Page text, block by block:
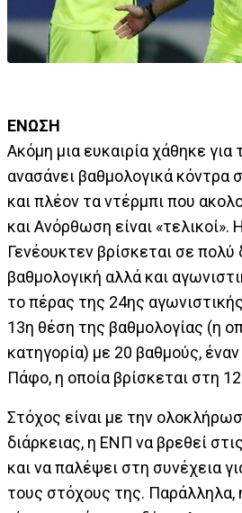
ΕΝΩΣΗ
Ακόμη μια ευκαιρία χάθηκε για
ανασάνει βαθμολογικά κόντρα
και πλέον τα ντέρμπι που
και Ανόρθωση είναι
Γενέουκτεν βρίσκεται σε
βαθμολογική αλλά και
το πέρας της 24ης
13η θέση της βαθμολογίας (η
κατηγορία) με 20 βαθμούς,
Πάφο, η οποία βρίσκεται στη
Στόχος είναι με την
διάρκειας, η ΕΝΠ να βρεθεί
και να παλέψει στη συνέχεια
τους στόχους της. Παράλληλα,